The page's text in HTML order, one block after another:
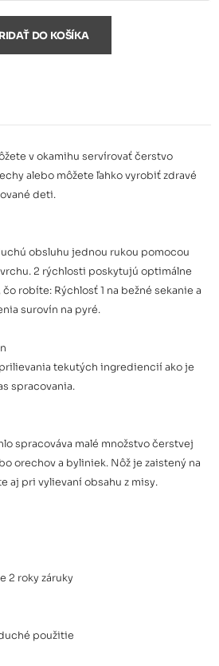
mandľová
čierna
DO KOŠÍKA
v okamihu servírovať čerstvo
alebo môžete ľahko vyrobiť zdravé
deti.
obsluhu jednou rukou pomocou
2 rýchlosti poskytujú optimálne
robíte: Rýchlosť 1 na bežné sekanie a
surovín na pyré.
tekutých ingrediencií ako je
spracovania.
spracováva malé množstvo čerstvej
orechov a byliniek. Nôž je zaistený na
aj pri vylievaní obsahu z misy.
2 roky záruky
použitie